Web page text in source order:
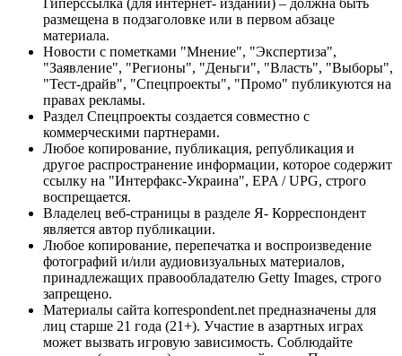
Гиперссылка (для интернет- изданий) – должна быть
размещена в подзаголовке или в первом абзаце
материала.
Новости с пометками "Мнение", "Экспертиза",
"Заявление", "Регионы", "Деньги", "Власть", "Выборы",
"Тест-драйв", "Спецпроекты", "Промо" публикуются на
правах рекламы.
Раздел Спецпроекты создается совместно с
коммерческими партнерами.
Любое копирование, публикация, републикация и
другое распространение информации, которое содержит
ссылку на "Интерфакс-Украина", EPA / UPG, строго
воспрещается.
Владелец веб-страницы в разделе Я- Корреспондент
является автор публикации.
Любое копирование, перепечатка и воспроизведение
фотографий и/или аудиовизуальных материалов,
принадлежащих правообладателю Getty Images, строго
запрещено.
Материалы сайта korrespondent.net предназначены для
лиц старше 21 года (21+). Участие в азартных играх
может вызвать игровую зависимость. Соблюдайте